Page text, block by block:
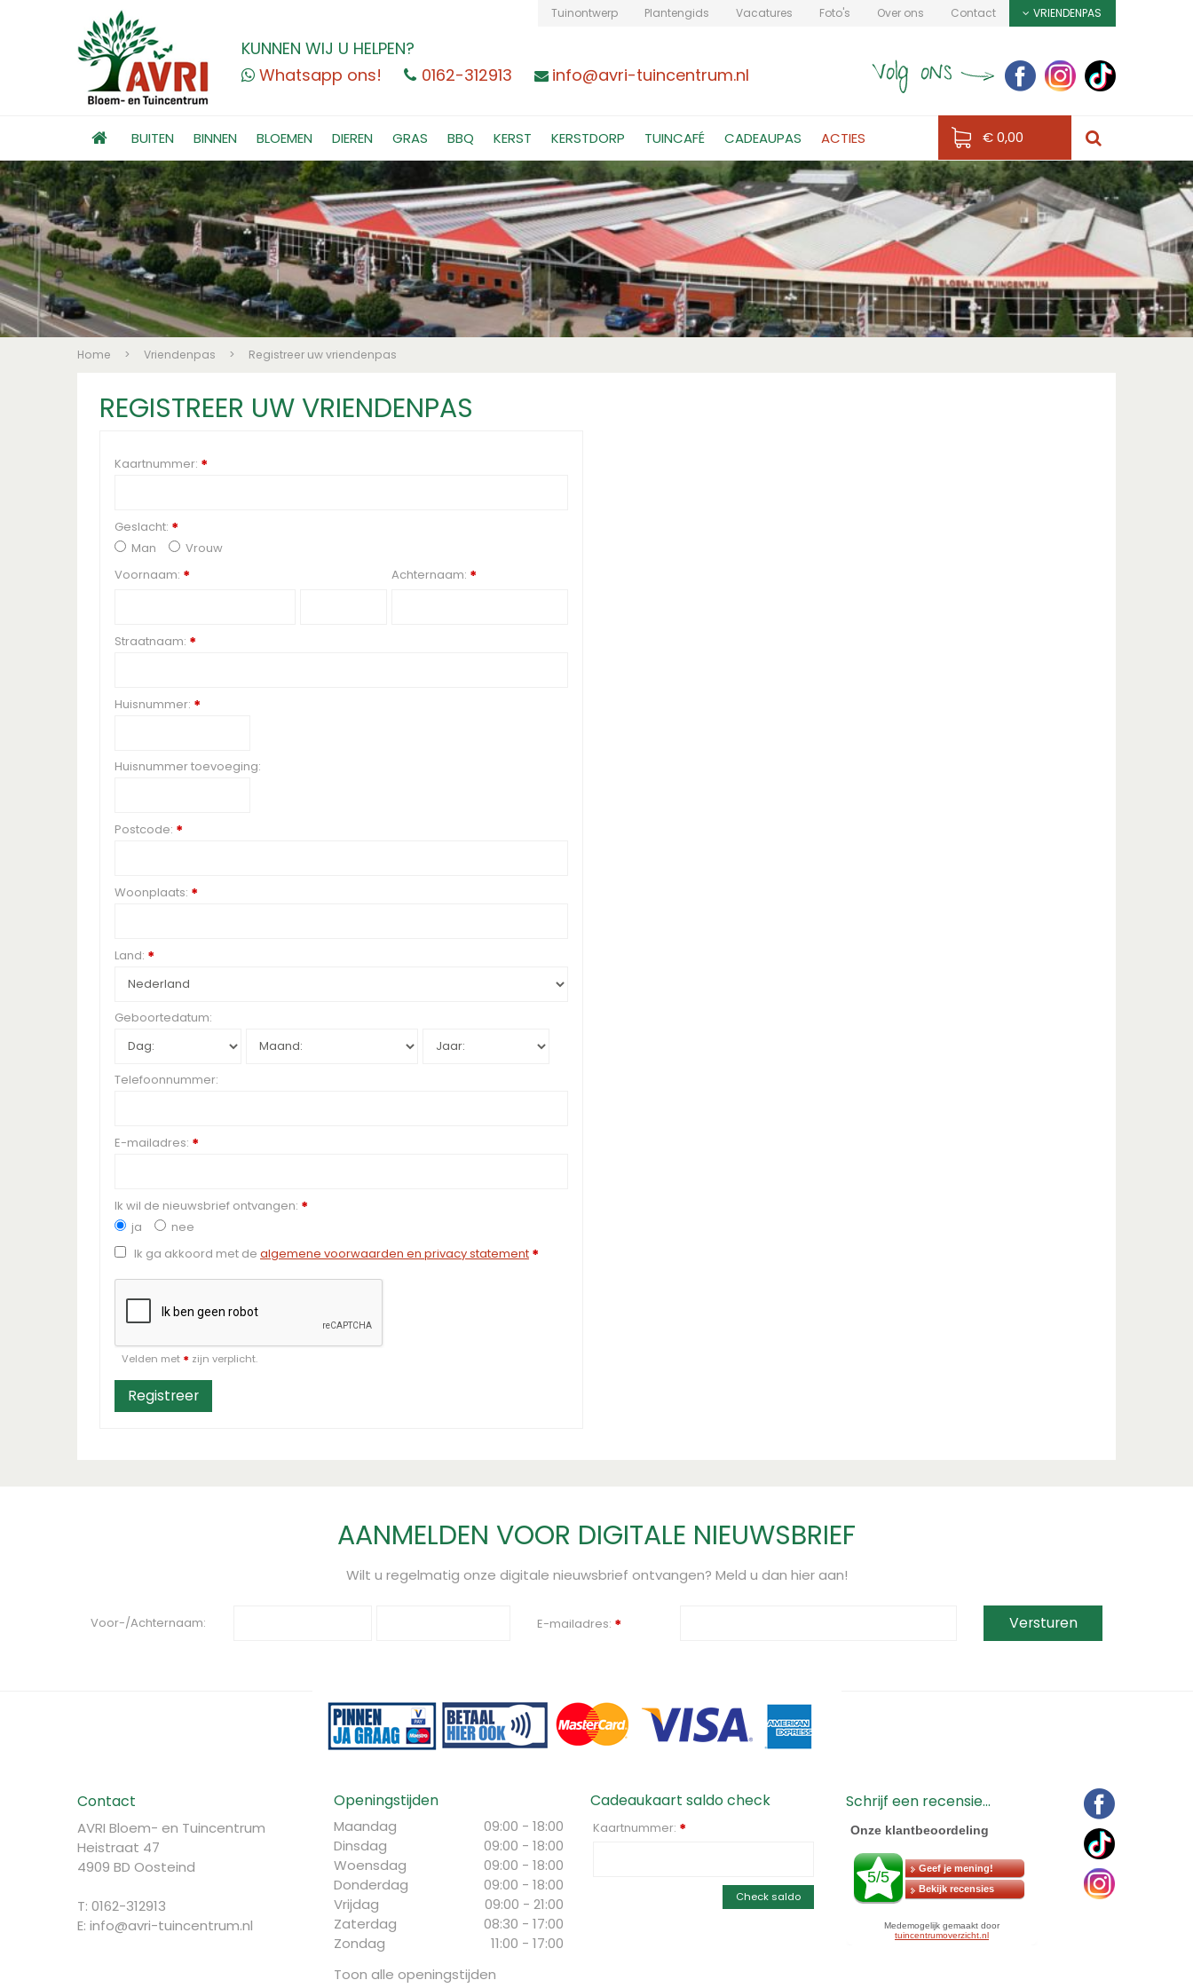
Home > Vriendenpas > Registreer uw vriendenpas
KUNNEN WIJ U HELPEN?
Whatsapp ons!
0162-312913 info@avri-tuincentrum.nl
Tuinontwerp Plantengids Vacatures Foto's Over ons Contact VRIENDENPAS
BUITEN BINNEN BLOEMEN DIEREN GRAS BBQ KERST KERSTDORP TUINCAFÉ CADEAUPAS ACTIES € 0,00
REGISTREER UW VRIENDENPAS
Kaartnummer: *
Geslacht: *
Man
Vrouw
Voornaam: * Achternaam: *
Straatnaam: *
Huisnummer: *
Huisnummer toevoeging:
Postcode: *
Woonplaats: *
Land: *
Geboortedatum:
Telefoonnummer:
E-mailadres: *
Ik wil de nieuwsbrief ontvangen: *
ja
nee
Ik ga akkoord met de algemene voorwaarden en privacy statement *
Velden met * zijn verplicht.
AANMELDEN VOOR DIGITALE NIEUWSBRIEF
Wilt u regelmatig onze digitale nieuwsbrief ontvangen? Meld u dan hier aan!
Voor-/Achternaam: E-mailadres: *
Contact
AVRI Bloem- en Tuincentrum
Heistraat 47
4909 BD Oosteind
T: 0162-312913
E: info@avri-tuincentrum.nl
Openingstijden
Maandag
09:00 - 18:00
Dinsdag
09:00 - 18:00
Woensdag
09:00 - 18:00
Donderdag
09:00 - 18:00
Vrijdag
09:00 - 21:00
Zaterdag
08:30 - 17:00
Zondag
11:00 - 17:00
Toon alle openingstijden
Cadeaukaart saldo check
Kaartnummer: *
Check saldo
Schrijf een recensie...